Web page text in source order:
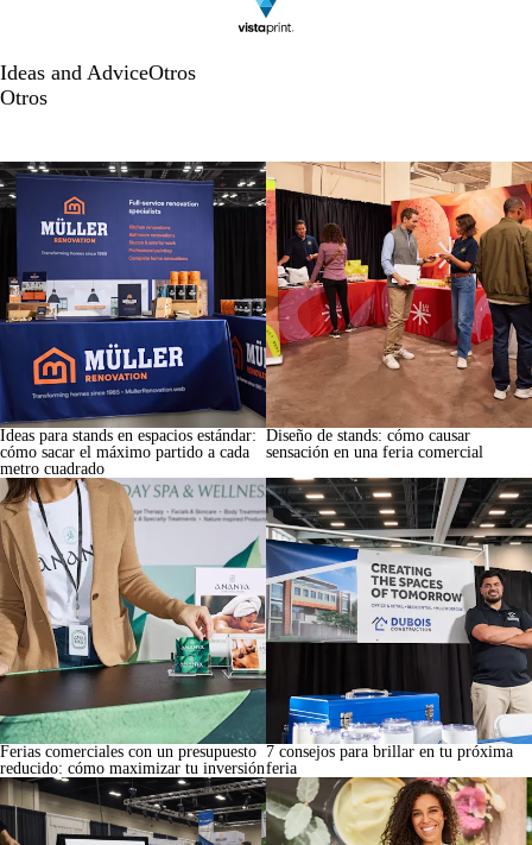
Ideas and AdviceOtros
Otros
Ideas para stands en espacios estándar:
cómo sacar el máximo partido a cada
metro cuadrado
Diseño de stands: cómo causar
sensación en una feria comercial
Ferias comerciales con un presupuesto
reducido: cómo maximizar tu inversión
7 consejos para brillar en tu próxima
feria